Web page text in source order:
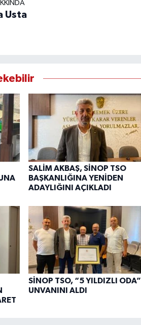
Usta
SALİM AKBAŞ, SİNOP TSO
BAŞKANLIĞINA YENİDEN
ADAYLIĞINI AÇIKLADI
SİNOP TSO, “5 YILDIZLI ODA”
UNVANINI ALDI